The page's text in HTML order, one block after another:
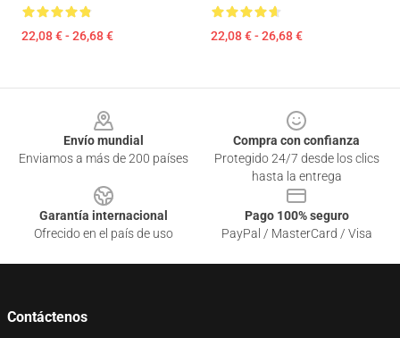
22,08 € - 26,68 € 22,08 € - 26,68 €
Envío mundial
Enviamos a más de 200 países
Compra con confianza
Protegido 24/7 desde los clics
hasta la entrega
Garantía internacional
Ofrecido en el país de uso
Pago 100% seguro
PayPal / MasterCard / Visa
Contáctenos